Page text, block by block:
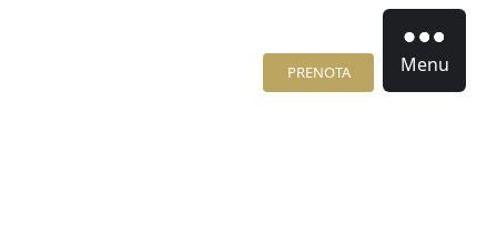
PRENOTA Menu